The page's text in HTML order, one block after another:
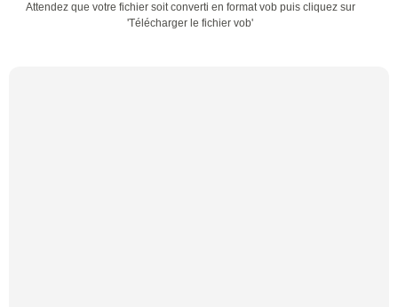
Attendez que votre fichier soit converti en format vob puis cliquez sur
'Télécharger le fichier vob'